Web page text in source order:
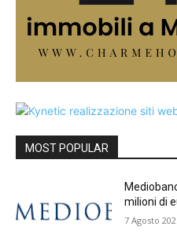
MOST POPULAR
milioni di
7 Agosto